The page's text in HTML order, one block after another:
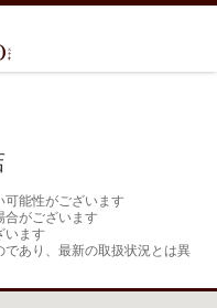
能性がございます
合がございます
います
あり、最新の取扱状況とは異